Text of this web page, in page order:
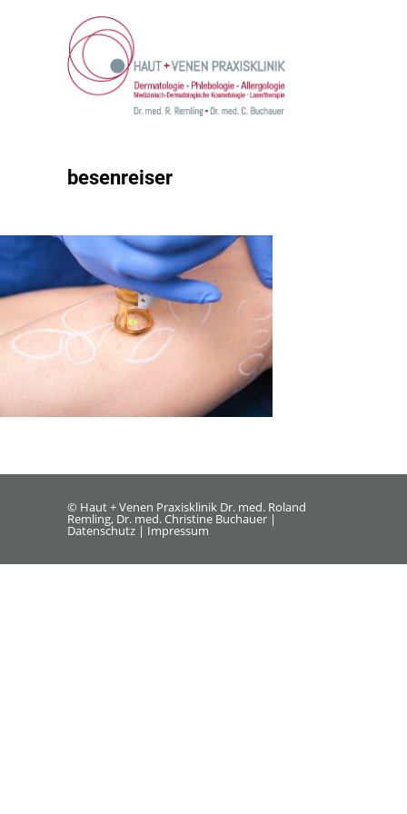
besenreiser
© Haut + Venen Praxisklinik Dr. med. Roland
Remling, Dr. med. Christine Buchauer |
Datenschutz | Impressum